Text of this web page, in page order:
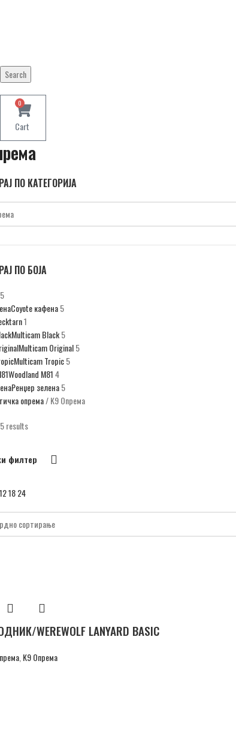
Search
0
Cart
ПО КАТЕГОРИЈА
ПО БОЈА
5
Coyote кафена5
1
Multicam Black5
Multicam Original5
Multicam Tropic5
Woodland М814
Ренџер зелена5
опрема K9 Опрема
results
филтер
121824
WEREWOLF LANYARD BASIC
K9 Опрема